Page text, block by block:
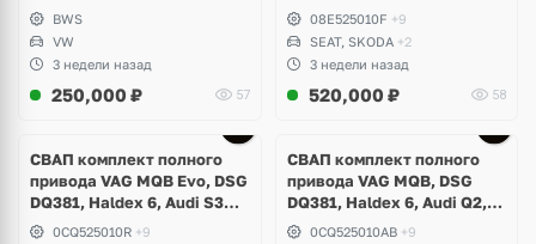
Volkswagen Passat CC
BWS
VW
3 недели назад
250,000 ₽ 57
DQ381, Volkswagen Golf 8 R
4Motion, Audi S3, Seat Leon
Cupra, Skoda Octavia
08E525010F +9
SEAT, SKODA +2
3 недели назад
520,000 ₽ 58
СВАП комплект полного
привода VAG MQB Evo, DSG
DQ381, Haldex 6, Audi S3
8Y, Volkswagen Golf 7, 8,
0CQ525010R +9
СВАП комплект полного
привода VAG MQB, DSG
DQ381, Haldex 6, Audi Q2,
Volkswagen T-Roc, Seat
0CQ525010AB +9